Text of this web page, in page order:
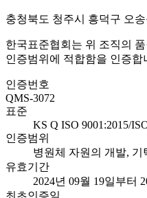
충청북도 청주시 흥덕구 오
한국표준협회는 위 조직의
인증범위에 적합함을 인증합
인증번호
QMS-3072
표준
KS Q ISO 9001:2015/
인증범위
병원체 자원의 개발,
유효기간
2024년 09월 19일부터
최초인증일